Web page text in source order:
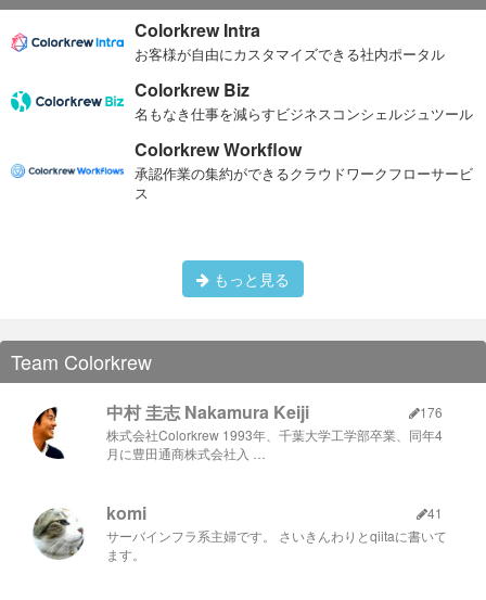
Colorkrew Intra
お客様が自由にカスタマイズできる社内ポータル
Colorkrew Biz
名もなき仕事を減らすビジネスコンシェルジュツール
Colorkrew Workflow
承認作業の集約ができるクラウドワークフローサービ
ス
もっと見る
Team Colorkrew
中村 圭志 Nakamura Keiji
176
株式会社Colorkrew 1993年、千葉大学工学部卒業、同年4
月に豊田通商株式会社入 …
komi
41
サーバインフラ系主婦です。 さいきんわりとqiitaに書いて
ます。